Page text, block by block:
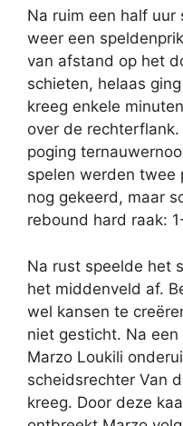
Na ruim een half uur
weer een
van afstand op het
schieten, helaas
kreeg enkele
over de
poging
spelen werden twee
nog gekeerd, maar
rebound hard raak:
Na rust speelde het
het middenveld af.
wel kansen te
niet gesticht. Na
Marzo Loukili
scheidsrechter Van
kreeg. Door deze